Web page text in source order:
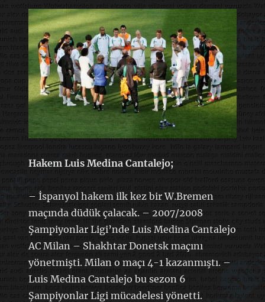
Hakem Luis Medina Cantalejo;
– İspanyol hakem ilk kez bir W.Bremen
maçında düdük çalacak. – 2007/2008
Şampiyonlar Ligi’nde Luis Medina Cantalejo
AC Milan – Shakhtar Donetsk maçını
yönetmişti. Milan o maçı 4-1 kazanmıştı. –
Luis Medina Cantalejo bu sezon 6
Şampiyonlar Ligi mücadelesi yönetti.